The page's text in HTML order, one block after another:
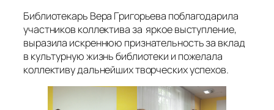
Библиотекарь Вера Григорьева поблагодарила
участников коллектива за яркое выступление,
выразила искреннюю признательность за вклад
в культурную жизнь библиотеки и пожелала
коллективу дальнейших творческих успехов.